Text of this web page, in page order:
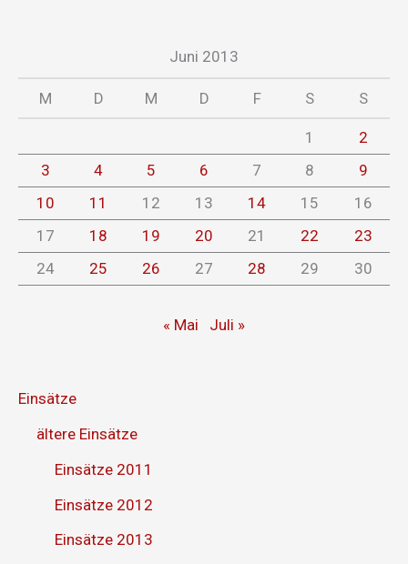
Juni 2013
M D M D F S S
1
2
3
4 5 6 7 8
9
10
11 12 13 14 15
16
17
18 19 20 21 22
23
24
25 26 27 28 29 30
« Mai Juli »
Einsätze
ältere Einsätze
Einsätze 2011
Einsätze 2012
Einsätze 2013